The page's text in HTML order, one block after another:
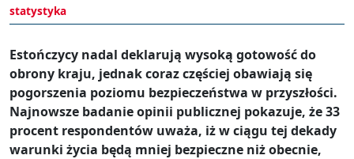
statystyka
Estończycy nadal deklarują wysoką gotowość do
obrony kraju, jednak coraz częściej obawiają się
pogorszenia poziomu bezpieczeństwa w przyszłości.
Najnowsze badanie opinii publicznej pokazuje, że 33
procent respondentów uważa, iż w ciągu tej dekady
warunki życia będą mniej bezpieczne niż obecnie,